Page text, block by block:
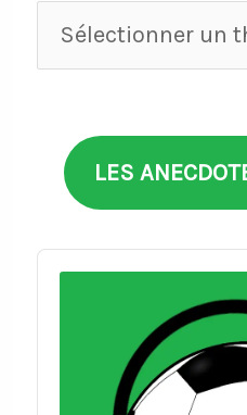
Anecdotes
par
LES
Audio
Player